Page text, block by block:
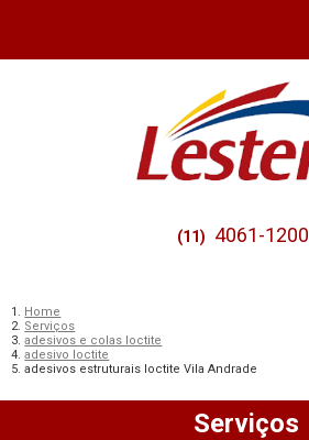
(11) 4061-1200
Home
Serviços
adesivos e colas loctite
adesivo loctite
adesivos estruturais loctite Vila Andrade
Serviços